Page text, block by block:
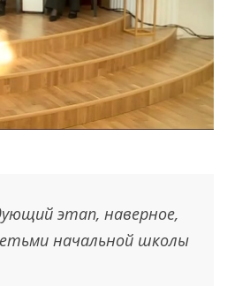
этап, наверное,
начальной школы